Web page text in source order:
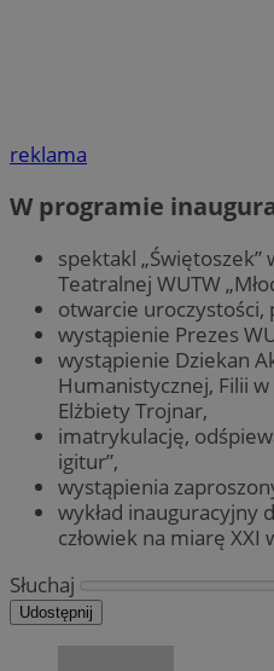
reklama
W programie
spektakl
Teatralnej WUTW
otwarcie uroczystości,
wystąpienie Prezes
wystąpienie Dziekan
Humanistycznej, Filii w
Elżbiety Trojnar,
imatrykulację,
igitur”,
wystąpienia
wykład inauguracyjny
człowiek na miarę XXI
Słuchaj
Udostępnij